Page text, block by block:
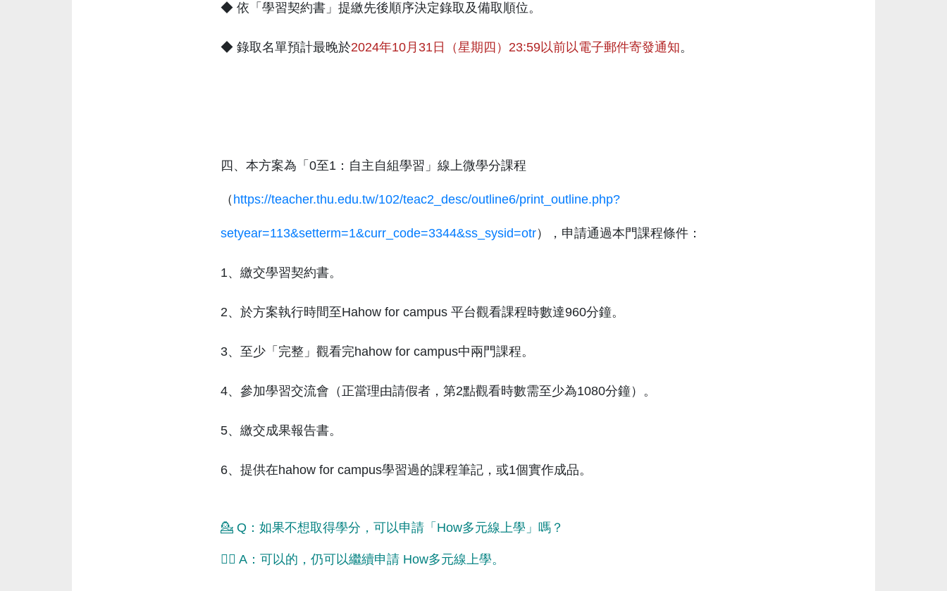
◆ 依「學習契約書」提繳先後順序決定錄取及備取順位。
◆ 錄取名單預計最晚於2024年10月31日（星期四）23:59以前以電子郵件寄發通知。
四、本方案為「0至1：自主自組學習」線上微學分課程
（ https://teacher.thu.edu.tw/102/teac2_desc/outline6/print_outline.php?
setyear=113&setterm=1&curr_code=3344&ss_sysid=otr）， 申請通過本門課程條件：
1、繳交學習契約書。
2、於方案執行時間至Hahow for campus 平台觀看課程時數達960分鐘。
3、至少「完整」觀看完hahow for campus中兩門課程。
4、參加學習交流會（正當理由請假者，第2點觀看時數需至少為1080分鐘）。
5、繳交成果報告書。
6、提供在hahow for campus學習過的課程筆記，或1個實作成品。
💁 Q：如果不想取得學分，可以申請「How多元線上學」嗎？
🙆‍♂️ A：可以的，仍可以繼續申請 How多元線上學。